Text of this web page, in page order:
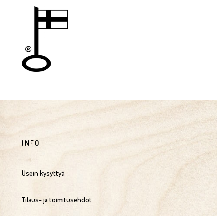
INFO
Usein kysyttyä
Tilaus- ja toimitusehdot